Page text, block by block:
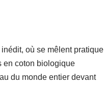
où se mêlent pratique
en coton biologique
du monde entier devant